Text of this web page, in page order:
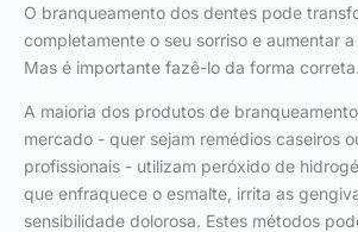
O branqueamento dos dentes pode
completamente o seu sorriso e aumentar
Mas é importante fazê-lo da forma correta.
A maioria dos produtos de
mercado - quer sejam remédios caseiros
profissionais - utilizam peróxido de
que enfraquece o esmalte, irrita as
sensibilidade dolorosa. Estes métodos